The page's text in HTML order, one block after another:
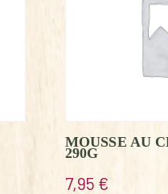
MOUSSE AU
290G
7,95 €